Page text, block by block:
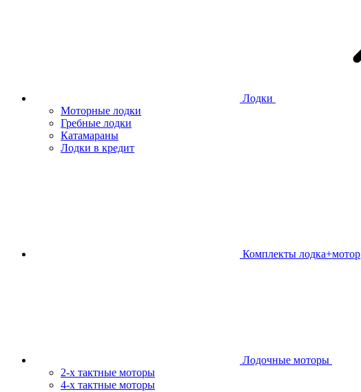
Лодки
Моторные лодки
Гребные лодки
Катамараны
Лодки в кредит
Комплекты лодка+мотор
Лодочные моторы
2-х тактные моторы
4-х тактные моторы